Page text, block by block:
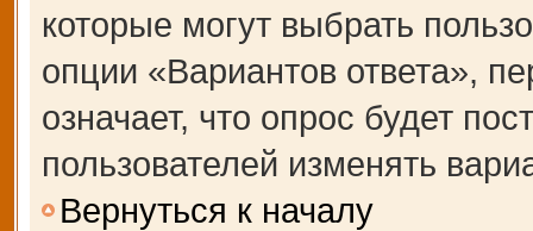
которые могут выбрать
опции «Вариантов ответа»,
означает, что опрос будет
пользователей изменять
Вернуться к началу